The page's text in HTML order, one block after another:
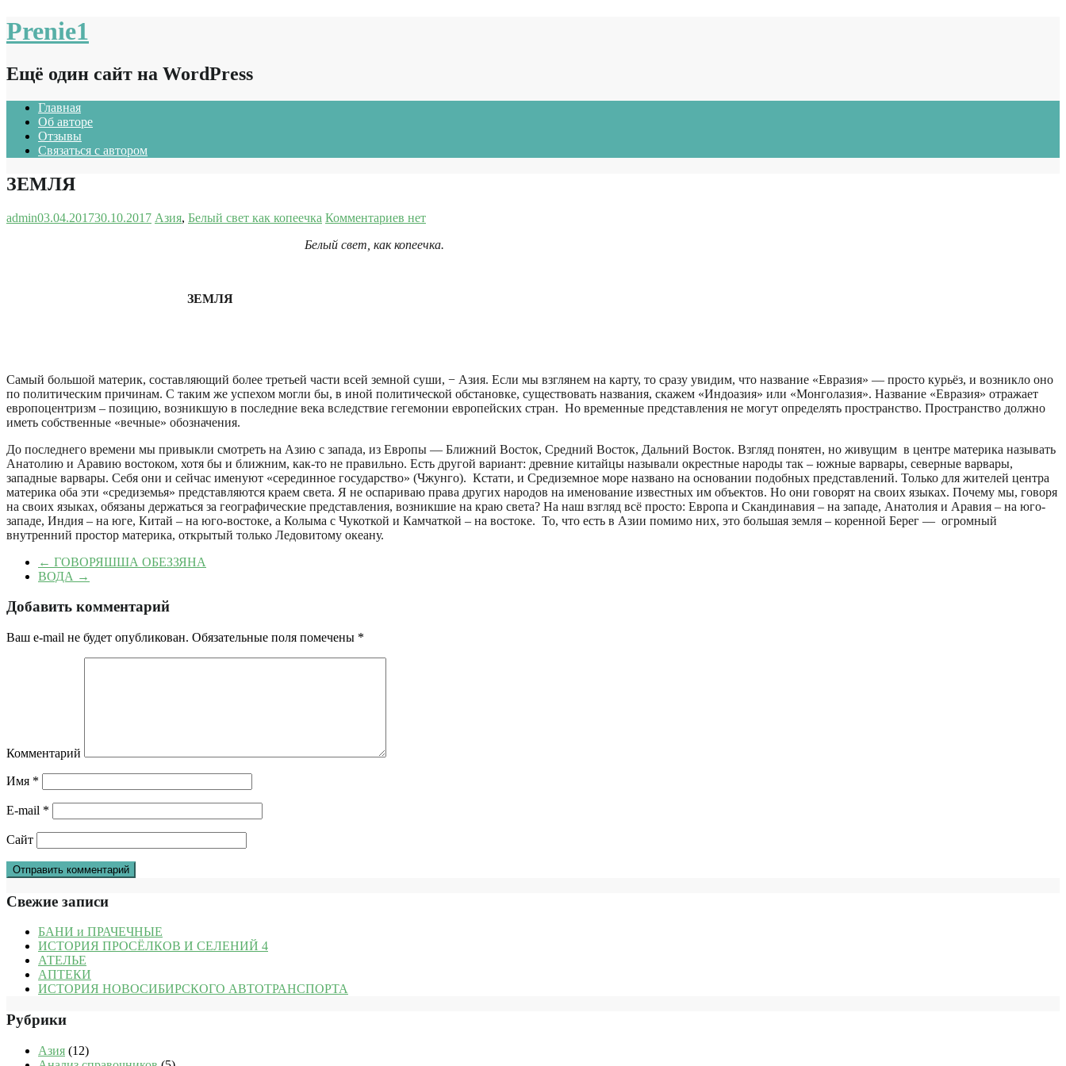
Prenie1
Ещё один сайт на WordPress
Главная
Об авторе
Отзывы
Связаться с автором
ЗЕМЛЯ
admin03.04.201730.10.2017 Азия, Белый свет как копеечка Комментариев нет
Белый свет, как копеечка.
ЗЕМЛЯ
Самый большой материк, составляющий более третьей части всей земной суши, − Азия. Если мы взглянем на карту, то сразу увидим, что название «Евразия» — просто курьёз, и возникло оно
по политическим причинам. С таким же успехом могли бы, в иной политической обстановке, существовать названия, скажем «Индоазия» или «Монголазия». Название «Евразия» отражает
европоцентризм – позицию, возникшую в последние века вследствие гегемонии европейских стран. Но временные представления не могут определять пространство. Пространство должно
иметь собственные «вечные» обозначения.
До последнего времени мы привыкли смотреть на Азию с запада, из Европы — Ближний Восток, Средний Восток, Дальний Восток. Взгляд понятен, но живущим в центре материка называть
Анатолию и Аравию востоком, хотя бы и ближним, как-то не правильно. Есть другой вариант: древние китайцы называли окрестные народы так – южные варвары, северные варвары,
западные варвары. Себя они и сейчас именуют «серединное государство» (Чжунго). Кстати, и Средиземное море названо на основании подобных представлений. Только для жителей центра
материка оба эти «средиземья» представляются краем света. Я не оспариваю права других народов на именование известных им объектов. Но они говорят на своих языках. Почему мы, говоря
на своих языках, обязаны держаться за географические представления, возникшие на краю света? На наш взгляд всё просто: Европа и Скандинавия – на западе, Анатолия и Аравия – на юго-
западе, Индия – на юге, Китай – на юго-востоке, а Колыма с Чукоткой и Камчаткой – на востоке. То, что есть в Азии помимо них, это большая земля – коренной Берег — огромный
внутренний простор материка, открытый только Ледовитому океану.
← ГОВОРЯШША ОБЕЗЗЯНА
ВОДА →
Добавить комментарий
Ваш e-mail не будет опубликован. Обязательные поля помечены *
Комментарий
Имя *
E-mail *
Сайт
Свежие записи
БАНИ и ПРАЧЕЧНЫЕ
ИСТОРИЯ ПРОСЁЛКОВ И СЕЛЕНИЙ 4
АТЕЛЬЕ
АПТЕКИ
ИСТОРИЯ НОВОСИБИРСКОГО АВТОТРАНСПОРТА
Рубрики
Азия (12)